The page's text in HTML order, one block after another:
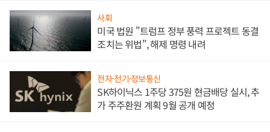
사회
미국 법원 "트럼프 정부 풍력 프로젝트 동결
조치는 위법", 해제 명령 내려
전자·전기·정보통신
SK하이닉스 1주당 375원 현금배당 실시, 추
가 주주환원 계획 9월 공개 예정